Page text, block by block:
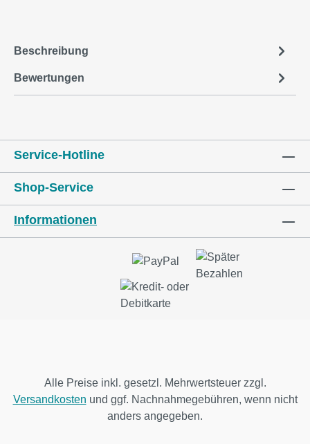
Beschreibung
Bewertungen
Service-Hotline
Shop-Service
Informationen
Alle Preise inkl. gesetzl. Mehrwertsteuer zzgl.
Versandkosten und ggf. Nachnahmegebühren, wenn nicht
anders angegeben.